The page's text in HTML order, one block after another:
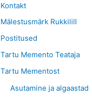
Kontakt
Mälestusmärk Rukkilill
Postitused
Tartu Memento Teataja
Tartu Mementost
Asutamine ja algaastad